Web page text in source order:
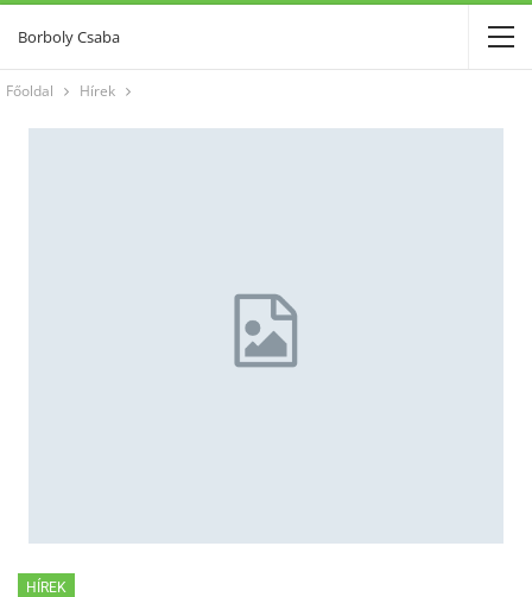
Borboly Csaba
Főoldal Hírek
HÍREK